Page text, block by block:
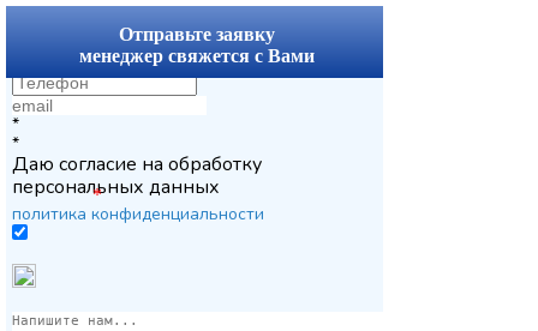
Отправьте заявку
менеджер свяжется с Вами
*
*
*
Даю согласие на обработку
персональных данных
политика конфиденциальности